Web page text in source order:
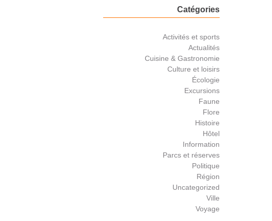
Catégories
Activités et sports
Actualités
Cuisine & Gastronomie
Culture et loisirs
Écologie
Excursions
Faune
Flore
Histoire
Hôtel
Information
Parcs et réserves
Politique
Région
Uncategorized
Ville
Voyage